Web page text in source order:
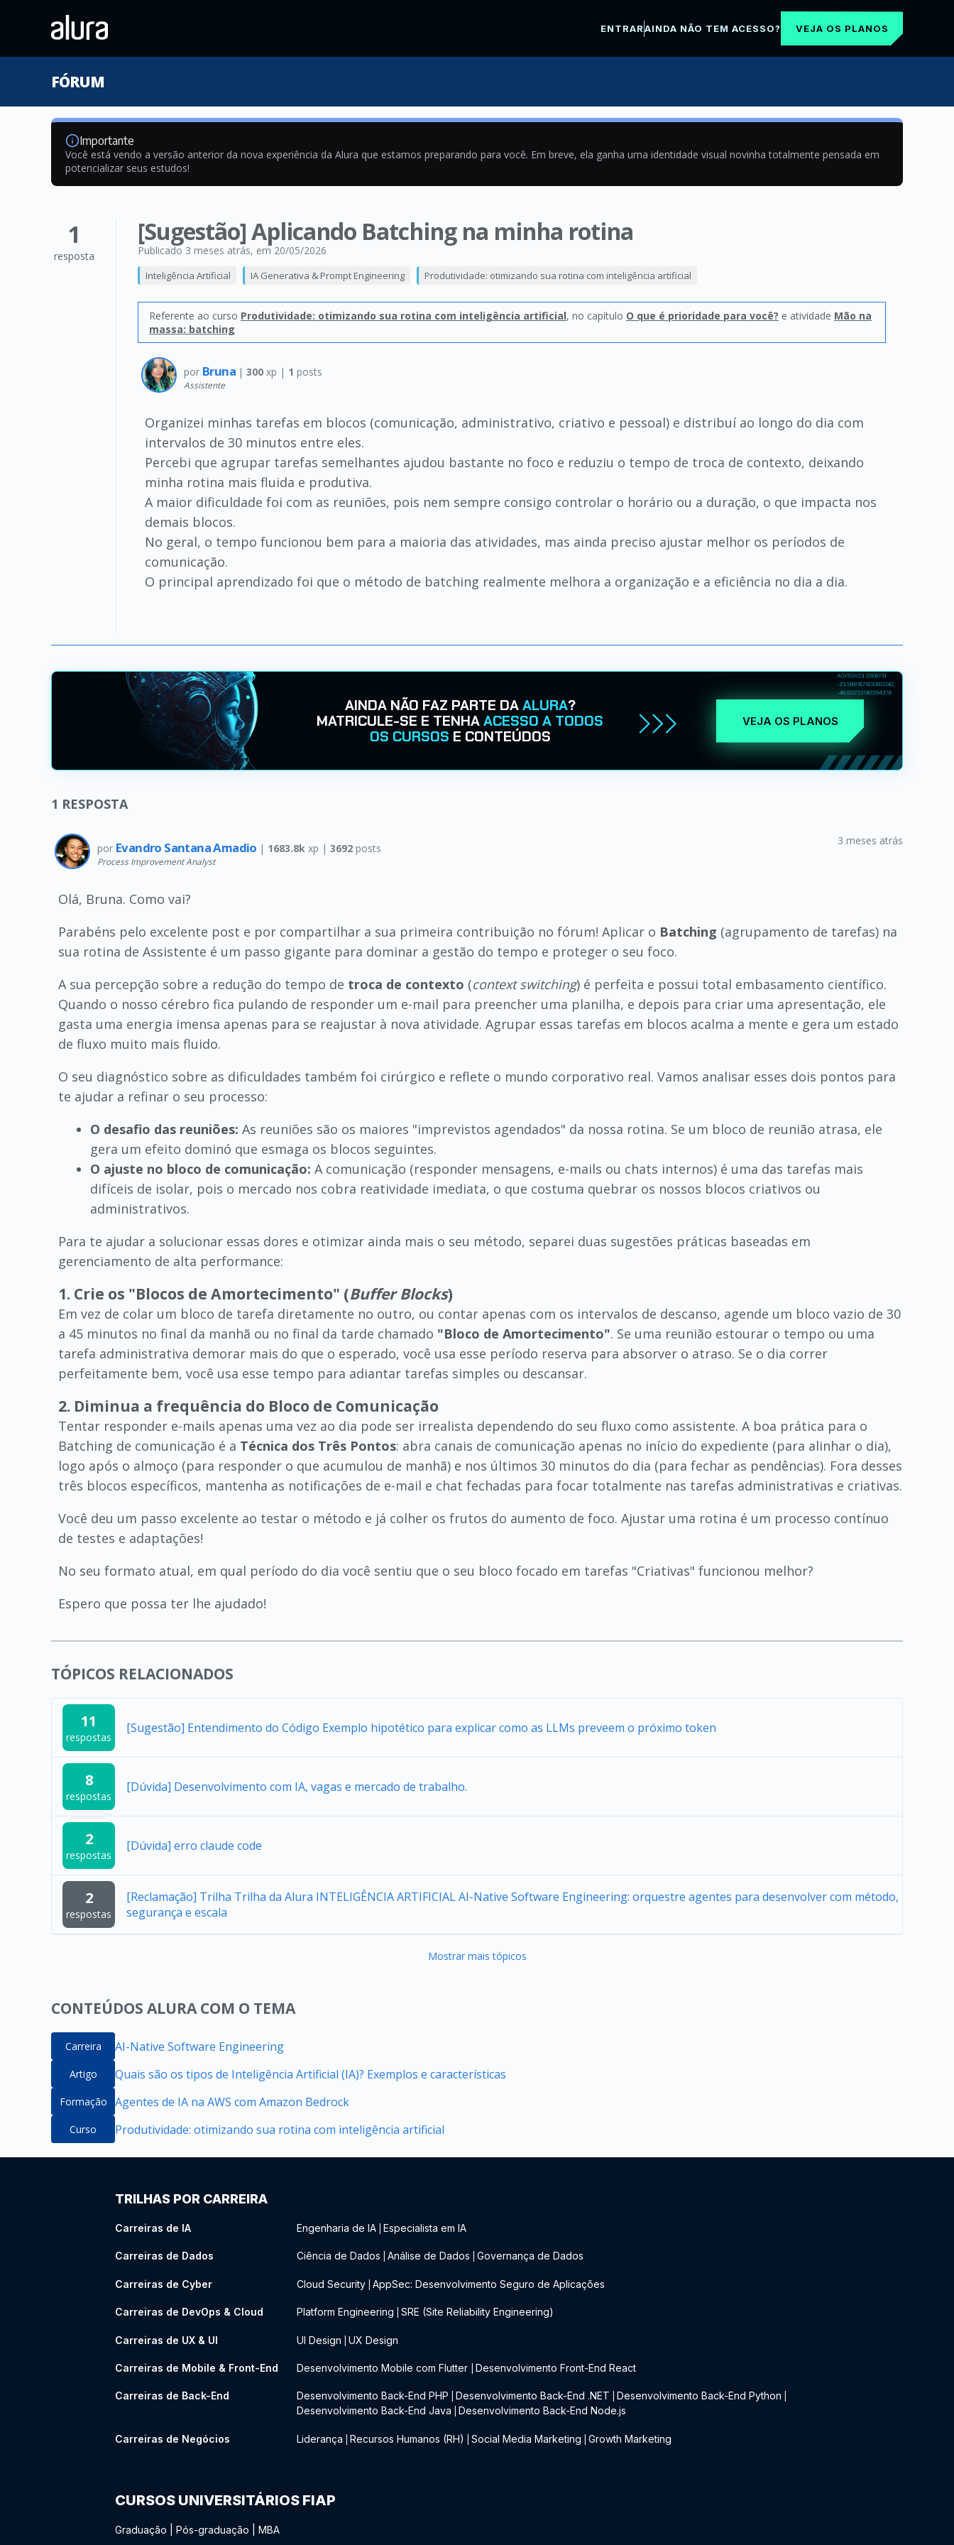
ENTRARAINDA NÃO TEM ACESSO? VEJA OS PLANOS
FÓRUM
Importante
Você está vendo a versão anterior da nova experiência da Alura que estamos preparando para você. Em breve, ela ganha uma identidade visual novinha totalmente pensada em
potencializar seus estudos!
1
resposta
[Sugestão] Aplicando Batching na minha rotina
Publicado 3 meses atrás, em 20/05/2026
Inteligência Artificial IA Generativa & Prompt Engineering Produtividade: otimizando sua rotina com inteligência artificial
Referente ao curso Produtividade: otimizando sua rotina com inteligência artificial, no capítulo O que é prioridade para você? e atividade Mão na
massa: batching
por Bruna |300 xp | 1 posts
Assistente
Organizei minhas tarefas em blocos (comunicação, administrativo, criativo e pessoal) e distribuí ao longo do dia com
intervalos de 30 minutos entre eles.
Percebi que agrupar tarefas semelhantes ajudou bastante no foco e reduziu o tempo de troca de contexto, deixando
minha rotina mais fluida e produtiva.
A maior dificuldade foi com as reuniões, pois nem sempre consigo controlar o horário ou a duração, o que impacta nos
demais blocos.
No geral, o tempo funcionou bem para a maioria das atividades, mas ainda preciso ajustar melhor os períodos de
comunicação.
O principal aprendizado foi que o método de batching realmente melhora a organização e a eficiência no dia a dia.
AINDA NÃO FAZ PARTE DAALURA?
MATRICULE-SE E TENHAACESSO A TODOS
OS CURSOS E CONTEÚDOS
VEJA OS PLANOS
1 RESPOSTA
por Evandro Santana Amadio | 1683.8k xp |3692 posts
Process Improvement Analyst
3 meses atrás
Olá, Bruna. Como vai?
Parabéns pelo excelente post e por compartilhar a sua primeira contribuição no fórum! Aplicar o Batching (agrupamento de tarefas) na
sua rotina de Assistente é um passo gigante para dominar a gestão do tempo e proteger o seu foco.
A sua percepção sobre a redução do tempo de troca de contexto (context switching) é perfeita e possui total embasamento científico.
Quando o nosso cérebro fica pulando de responder um e-mail para preencher uma planilha, e depois para criar uma apresentação, ele
gasta uma energia imensa apenas para se reajustar à nova atividade. Agrupar essas tarefas em blocos acalma a mente e gera um estado
de fluxo muito mais fluido.
O seu diagnóstico sobre as dificuldades também foi cirúrgico e reflete o mundo corporativo real. Vamos analisar esses dois pontos para
te ajudar a refinar o seu processo:
O desafio das reuniões: As reuniões são os maiores "imprevistos agendados" da nossa rotina. Se um bloco de reunião atrasa, ele
gera um efeito dominó que esmaga os blocos seguintes.
O ajuste no bloco de comunicação: A comunicação (responder mensagens, e-mails ou chats internos) é uma das tarefas mais
difíceis de isolar, pois o mercado nos cobra reatividade imediata, o que costuma quebrar os nossos blocos criativos ou
administrativos.
Para te ajudar a solucionar essas dores e otimizar ainda mais o seu método, separei duas sugestões práticas baseadas em
gerenciamento de alta performance:
1. Crie os "Blocos de Amortecimento" (Buffer Blocks)
Em vez de colar um bloco de tarefa diretamente no outro, ou contar apenas com os intervalos de descanso, agende um bloco vazio de 30
a 45 minutos no final da manhã ou no final da tarde chamado "Bloco de Amortecimento". Se uma reunião estourar o tempo ou uma
tarefa administrativa demorar mais do que o esperado, você usa esse período reserva para absorver o atraso. Se o dia correr
perfeitamente bem, você usa esse tempo para adiantar tarefas simples ou descansar.
2. Diminua a frequência do Bloco de Comunicação
Tentar responder e-mails apenas uma vez ao dia pode ser irrealista dependendo do seu fluxo como assistente. A boa prática para o
Batching de comunicação é a Técnica dos Três Pontos: abra canais de comunicação apenas no início do expediente (para alinhar o dia),
logo após o almoço (para responder o que acumulou de manhã) e nos últimos 30 minutos do dia (para fechar as pendências). Fora desses
três blocos específicos, mantenha as notificações de e-mail e chat fechadas para focar totalmente nas tarefas administrativas e criativas.
Você deu um passo excelente ao testar o método e já colher os frutos do aumento de foco. Ajustar uma rotina é um processo contínuo
de testes e adaptações!
No seu formato atual, em qual período do dia você sentiu que o seu bloco focado em tarefas "Criativas" funcionou melhor?
Espero que possa ter lhe ajudado!
TÓPICOS RELACIONADOS
11
respostas
[Sugestão] Entendimento do Código Exemplo hipotético para explicar como as LLMs preveem o próximo token
8
respostas
[Dúvida] Desenvolvimento com IA, vagas e mercado de trabalho.
2
respostas
[Dúvida] erro claude code
2
respostas
[Reclamação] Trilha Trilha da Alura INTELIGÊNCIA ARTIFICIAL AI-Native Software Engineering: orquestre agentes para desenvolver com método,
segurança e escala
Mostrar mais tópicos
CONTEÚDOS ALURA COM O TEMA
Carreira AI-Native Software Engineering
Artigo Quais são os tipos de Inteligência Artificial (IA)? Exemplos e características
Formação Agentes de IA na AWS com Amazon Bedrock
Curso Produtividade: otimizando sua rotina com inteligência artificial
TRILHAS POR CARREIRA
Carreiras de IA Engenharia de IA Especialista em IA
Carreiras de Dados Ciência de Dados Análise de Dados Governança de Dados
Carreiras de Cyber Cloud Security AppSec: Desenvolvimento Seguro de Aplicações
Carreiras de DevOps & Cloud Platform Engineering SRE (Site Reliability Engineering)
Carreiras de UX & UI UI Design UX Design
Carreiras de Mobile & Front-End Desenvolvimento Mobile com Flutter Desenvolvimento Front-End React
Carreiras de Back-End Desenvolvimento Back-End PHP Desenvolvimento Back-End .NET Desenvolvimento Back-End Python
Desenvolvimento Back-End Java Desenvolvimento Back-End Node.js
Carreiras de Negócios Liderança Recursos Humanos (RH) Social Media Marketing Growth Marketing
CURSOS UNIVERSITÁRIOS FIAP
Graduação Pós-graduação MBA